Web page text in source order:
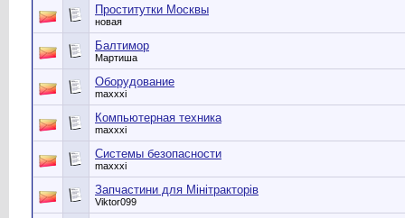
Проститутки Москвы
новая
Балтимор
Мартиша
Оборудование
maxxxi
Компьютерная техника
maxxxi
Системы безопасности
maxxxi
Запчастини для Мінітракторів
Viktor099